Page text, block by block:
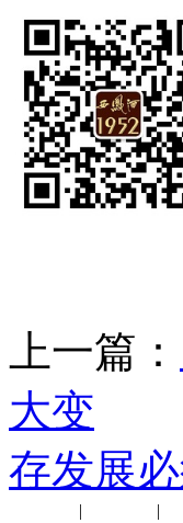
上一篇：
大变
存发展
| |